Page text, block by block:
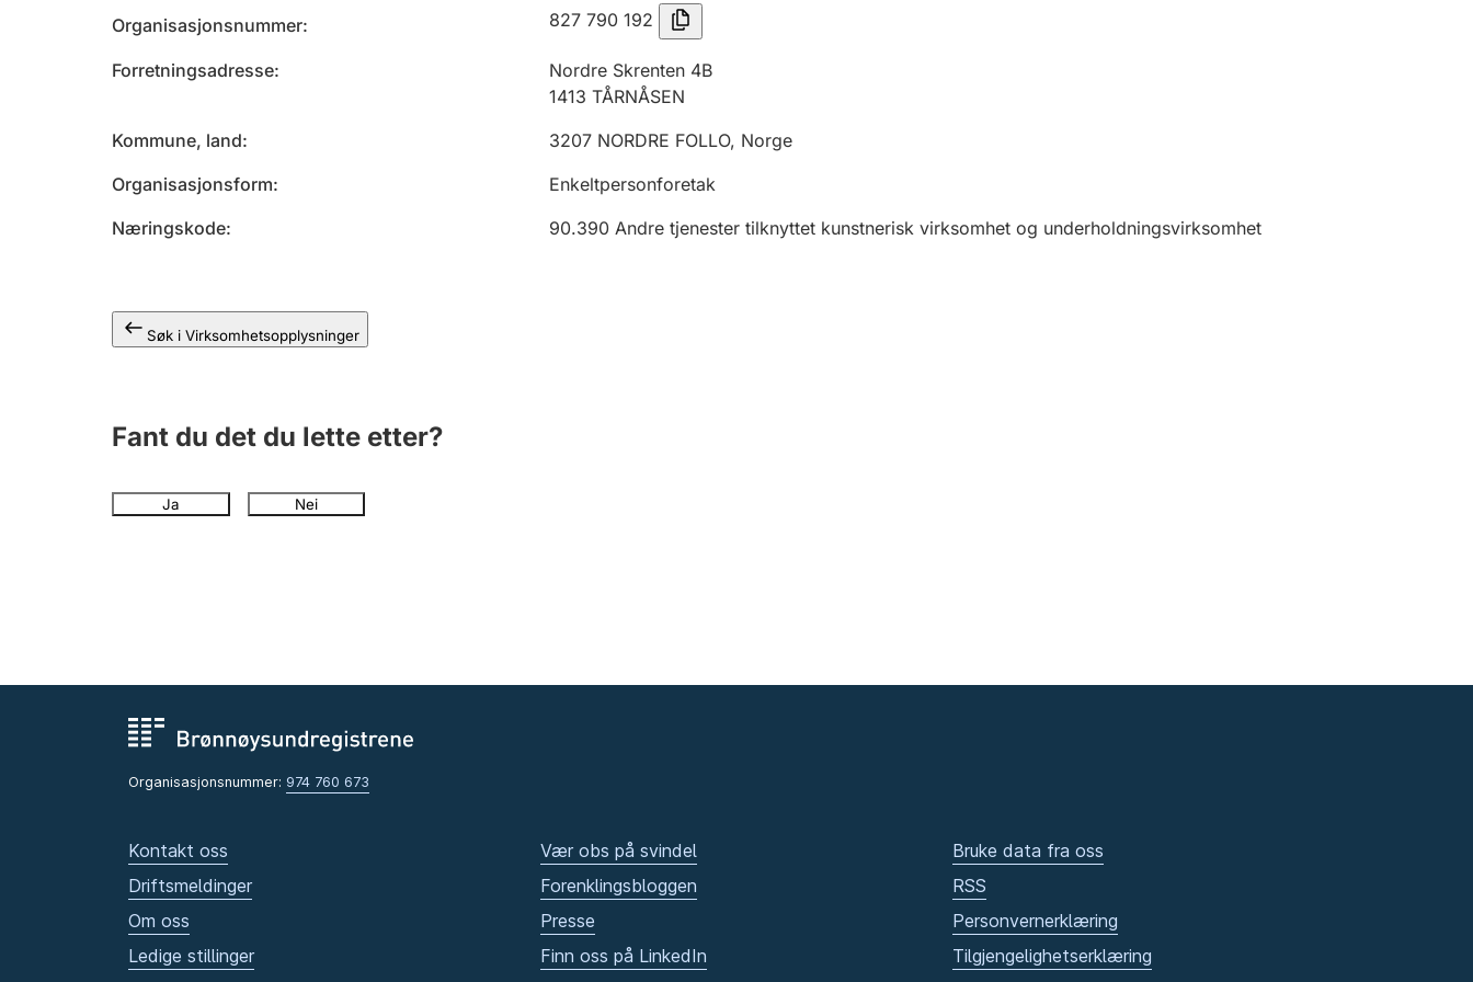
Organisasjonsnummer 827 790 192
Forretningsadresse
Nordre Skrenten 4B
1413 TÅRNÅSEN
Kommune, land
3207 NORDRE FOLLO, Norge
Organisasjonsform
Enkeltpersonforetak
Næringskode
90.390 Andre tjenester tilknyttet kunstnerisk virksomhet og underholdningsvirksomhet
Søk i Virksomhetsopplysninger
Fant du det du lette etter?
Ja Nei
Organisasjonsnummer: 974 760 673
Kontakt oss
Driftsmeldinger
Om oss
Ledige stillinger
Vær obs på svindel
Forenklingsbloggen
Presse
Finn oss på LinkedIn
Bruke data fra oss
RSS
Personvernerklæring
Tilgjengelighetserklæring